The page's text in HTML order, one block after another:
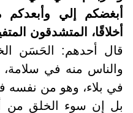
أبغضكم إلي
أخلاقًا، المتشدقون
قال أحدهم: الحَسَن
والناس منه في
في بلاء، وهو من نفسه
بل إن سوء الخلق من